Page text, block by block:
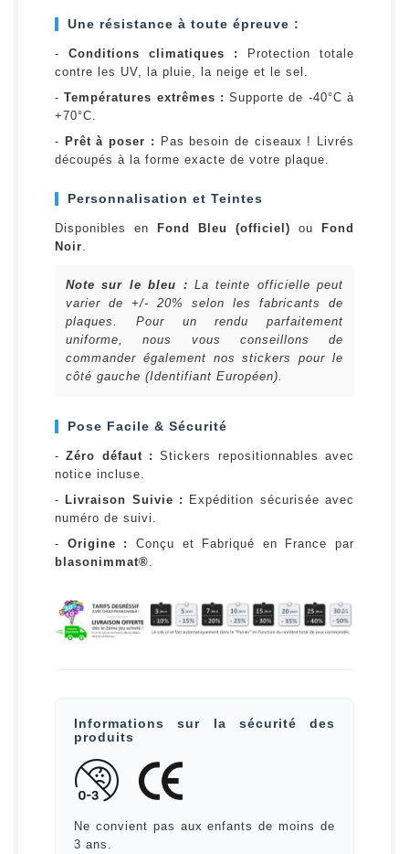
Une résistance à toute épreuve :
- Conditions climatiques :
Protection totale
contre les UV, la pluie, la neige et le sel.
-Températures extrêmes : Supporte de -40°C à
+70°C.
- Prêt à poser :
Pas besoin de ciseaux ! Livrés
découpés à la forme exacte de votre plaque.
Personnalisation et Teintes
Disponibles en Fond Bleu (officiel) ou
Fond
Noir.
Note sur le bleu : La teinte officielle peut
varier de +/- 20% selon les fabricants de
plaques. Pour un rendu parfaitement
uniforme, nous vous conseillons de
commander également nos stickers pour le
côté gauche (Identifiant Européen).
Pose Facile & Sécurité
-Zéro défaut : Stickers repositionnables avec
notice incluse.
- Livraison Suivie :
Expédition sécurisée avec
numéro de suivi.
- Origine :
Conçu et Fabriqué en France par
blasonimmat®.
Informations sur la sécurité des
produits
Ne convient pas aux enfants de moins de
3 ans.